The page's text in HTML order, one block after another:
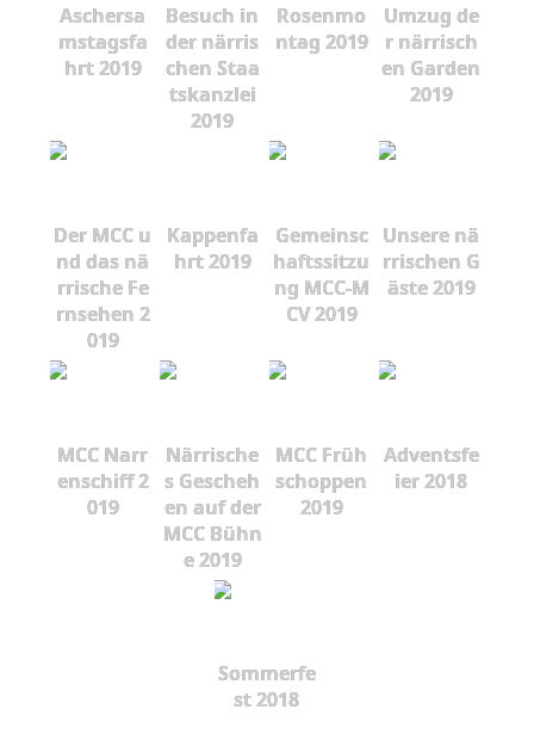
Aschersa
mstagsfa
hrt 2019
Besuch in
der närris
chen Staa
tskanzlei
2019
Rosenmo
ntag 2019
Umzug de
r närrisch
en Garden
2019
Der MCC u
nd das nä
rrische Fe
rnsehen 2
019
Kappenfa
hrt 2019
Gemeinsc
haftssitzu
ng MCC-M
CV 2019
Unsere nä
rrischen G
äste 2019
MCC Narr
enschiff 2
019
Närrische
s Gescheh
en auf der
MCC Bühn
e 2019
MCC Früh
schoppen
2019
Adventsfe
ier 2018
Sommerfe
st 2018